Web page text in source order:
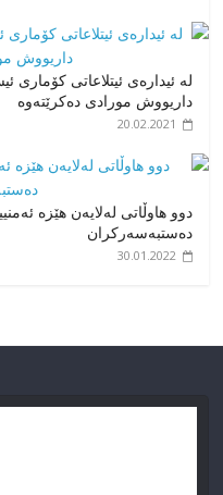
لە ئیدارەی ئیتلاعاتی
داریووش مورادی دەکرێتەوە
20.02.2021
دوو هاوڵاتی لەلایەن هێزە
دەستبەسەرکران
30.01.2022